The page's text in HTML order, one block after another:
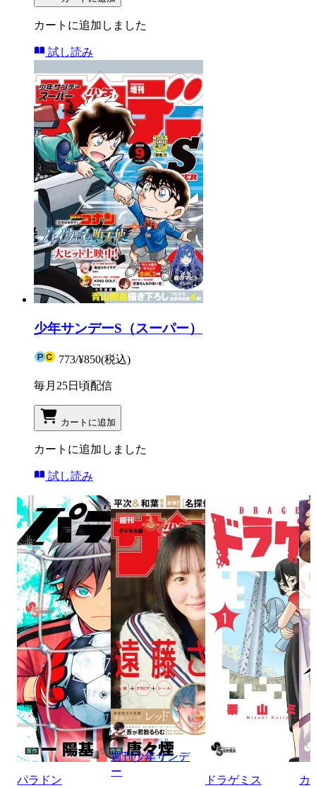
カートに追加しました
試し読み
少年サンデーS（スーパー）
773/¥850(税込)
毎月25日頃配信
カートに追加
カートに追加しました
試し読み
パラドン
週刊少年サンデ
ー
ドラゲミス
カ